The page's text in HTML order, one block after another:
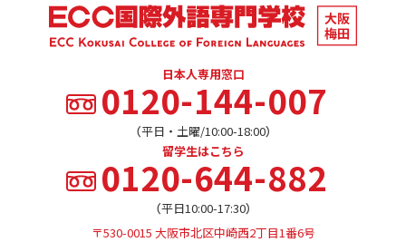
日本人専用窓口
0120-144-007
（平日・土曜/10:00-18:00）
留学生はこちら
0120-644-882
（平日10:00-17:30）
〒530-0015 大阪市北区中崎西2丁目1番6号